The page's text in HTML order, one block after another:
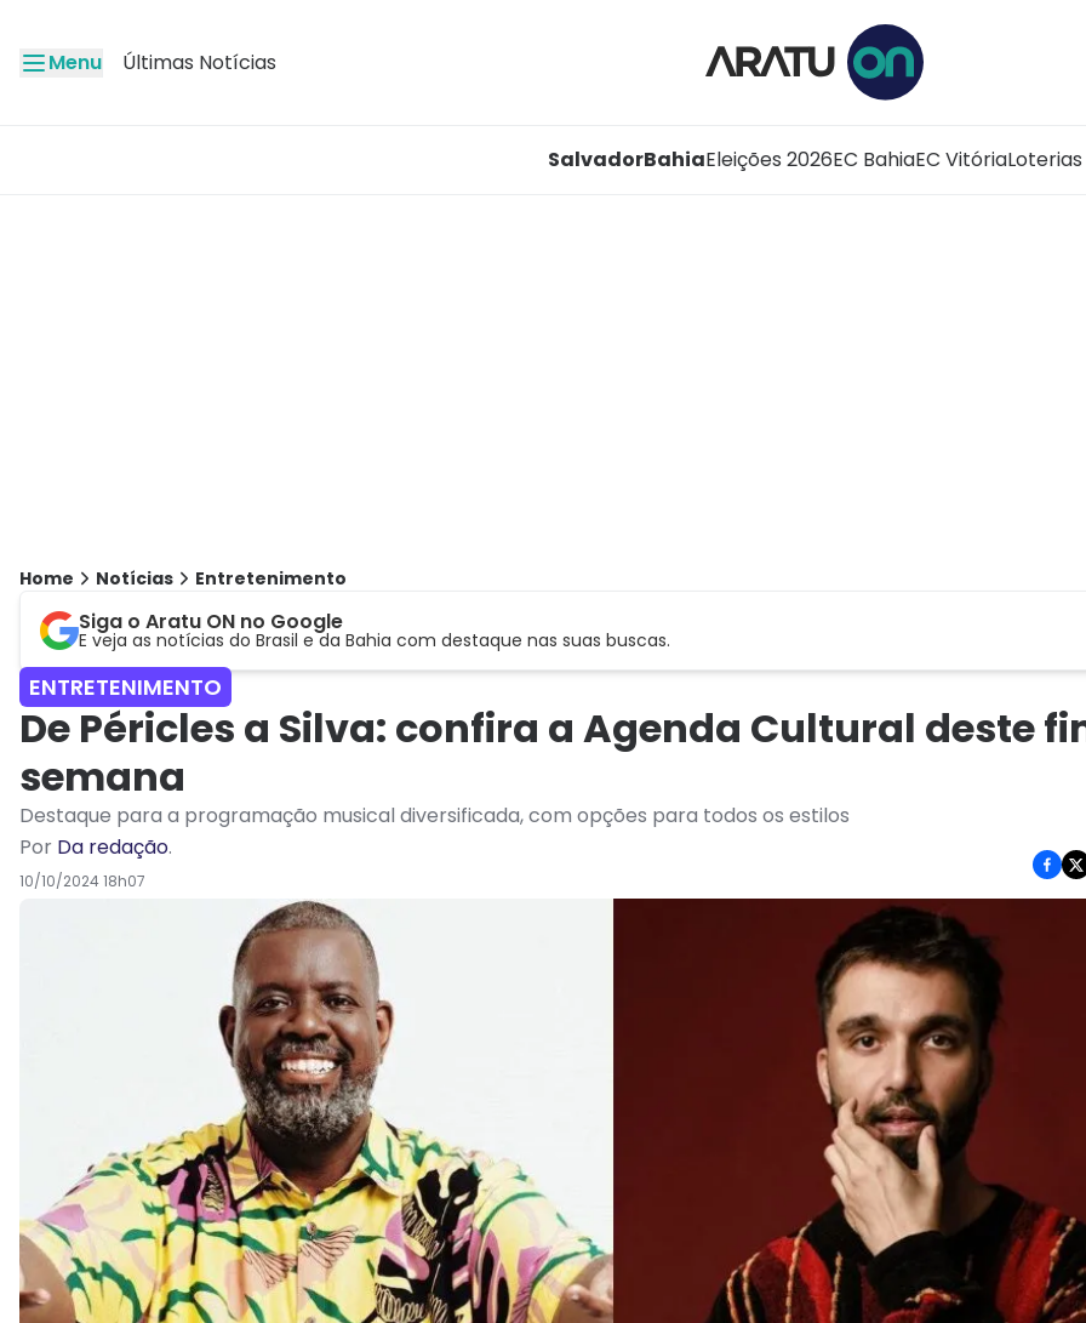
Menu Últimas Notícias
SalvadorBahiaEleições 2026EC BahiaEC VitóriaLoterias
Home Notícias Entretenimento
Siga o Aratu ON no Google
E veja as notícias do Brasil e da Bahia com destaque nas suas buscas.
ENTRETENIMENTO
De Péricles a Silva: confira a Agenda Cultural deste
semana
Destaque para a programação musical diversificada, com opções para todos os estilos
Por Da redação.
10/10/2024 18h07